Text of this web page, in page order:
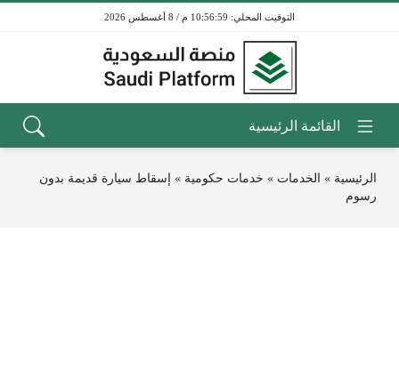
10:56:59 م / 8 أغسطس 2026
الرئيسية » الخدمات » خدمات حكومية » إسقاط سيارة قديمة بدون
رسوم